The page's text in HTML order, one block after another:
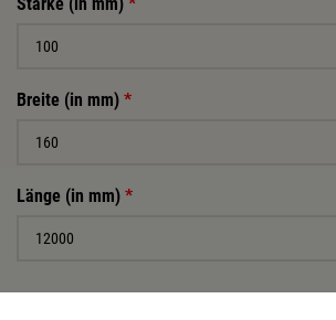
Breite (in mm) *
Länge (in mm) *